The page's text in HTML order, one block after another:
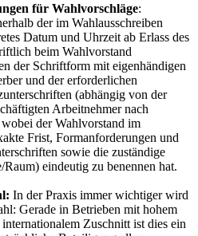
für Wahlvorschläge:
der im Wahlausschreiben
Datum und Uhrzeit ab Erlass des
beim Wahlvorstand
der Schriftform mit eigenhändigen
und der erforderlichen
(abhängig von der
Arbeitnehmer nach
der Wahlvorstand im
Frist, Formanforderungen und
sowie die zuständige
eindeutig zu benennen hat.
In der Praxis immer wichtiger wird
Gerade in Betrieben mit hohem
Zuschnitt ist dies ein